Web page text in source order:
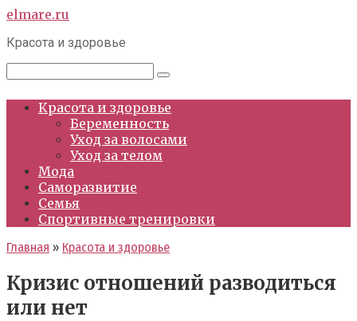
Перейти
контенту
elmare.ru
Красота и здоровье
Красота и здоровье
Беременность
Уход за волосами
Уход за телом
Мода
Саморазвитие
Семья
Спортивные тренировки
Главная » Красота и здоровье
Кризис отношений разводиться
или нет